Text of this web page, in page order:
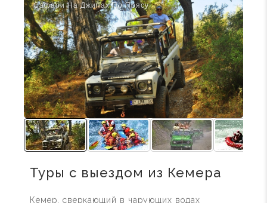
Сафари На Джипах По Поясу
Туры с выездом из Кемера
Кемер, сверкающий в чарующих водах